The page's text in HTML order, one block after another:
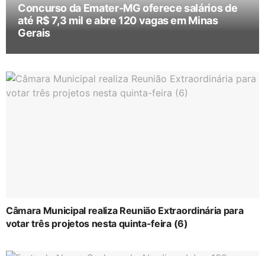
Concurso da Emater-MG oferece salários de
até R$ 7,3 mil e abre 120 vagas em Minas
Gerais
Câmara Municipal realiza Reunião Extraordinária para
votar três projetos nesta quinta-feira (6)